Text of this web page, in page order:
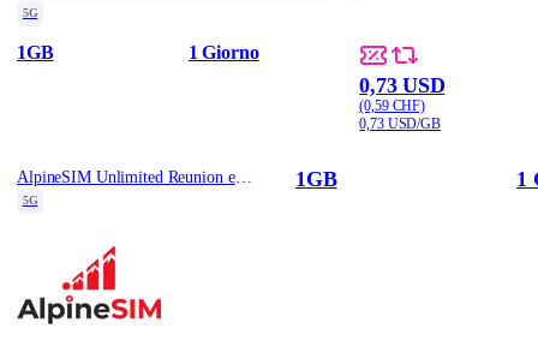
5G
1GB 1 Giorno
0,73 USD
(0,59 CHF)
0,73 USD/GB
AlpineSIM Unlimited Reunion eSIM - 1GB/Day / 1
5G
1GB 1